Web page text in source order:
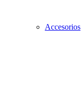
Accesorios